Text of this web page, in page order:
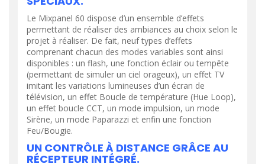
Le Mixpanel 60 dispose d’un ensemble d’effets
permettant de réaliser des ambiances au choix selon le
projet à réaliser. De fait, neuf types d’effets
comprenant chacun des modes variables sont ainsi
disponibles : un flash, une fonction éclair ou tempête
(permettant de simuler un ciel orageux), un effet TV
imitant les variations lumineuses d’un écran de
télévision, un effet Boucle de température (Hue Loop),
un effet boucle CCT, un mode impulsion, un mode
Sirène, un mode Paparazzi et enfin une fonction
Feu/Bougie.
UN CONTRÔLE À DISTANCE GRÂCE AU
RÉCEPTEUR INTÉGRÉ.